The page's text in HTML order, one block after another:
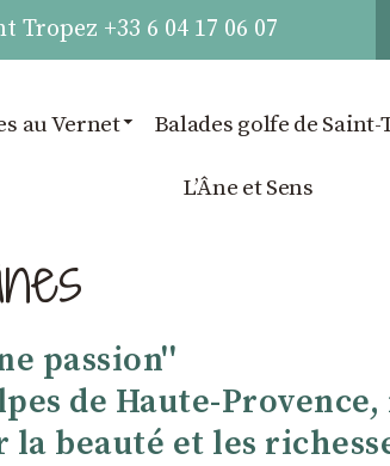
+33 6 04 17 06 07
au Vernet Balades golfe de Saint-
LʼÂne et Sens
passion''
de Haute-
la beauté et les